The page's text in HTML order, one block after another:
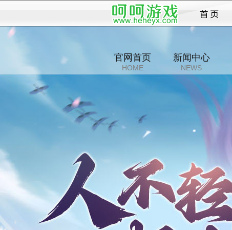
山
官网首页
HOME
新闻中心
NEWS